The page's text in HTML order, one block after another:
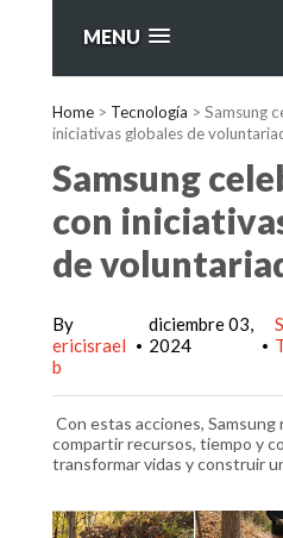
MENU
Home > Tecnología > Samsung
iniciativas globales de
Samsung
con
de
By
ericisrael
b
•
diciembre 03,
2024
•
Con estas acciones,
compartir recursos, tiempo y
transformar vidas y construir